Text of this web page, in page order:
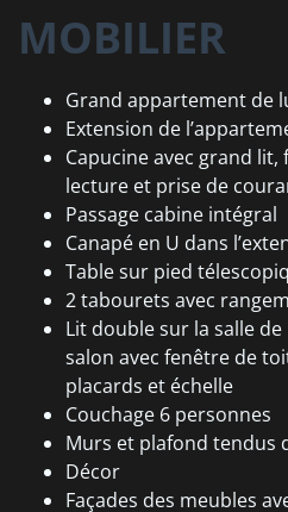
MOBILIER
Grand appartement de
Extension de
Capucine avec grand
lecture et prise de
Passage cabine intégral
Canapé en U dans
Table sur pied
2 tabourets avec
Lit double sur la salle
salon avec fenêtre de
placards et échelle
Couchage 6 personnes
Murs et plafond tendus
Décor
Façades des meubles